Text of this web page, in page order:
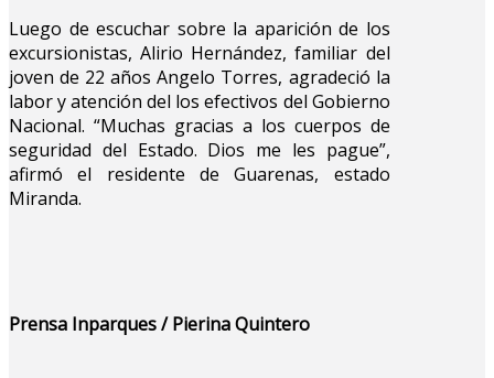
Luego de escuchar sobre la aparición de los
excursionistas, Alirio Hernández, familiar del
joven de 22 años Angelo Torres, agradeció la
labor y atención del los efectivos del Gobierno
Nacional. “Muchas gracias a los cuerpos de
seguridad del Estado. Dios me les pague”,
afirmó el residente de Guarenas, estado
Miranda.
Prensa Inparques / Pierina Quintero